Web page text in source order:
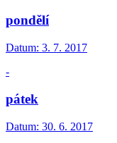
pondělí
Datum: 3. 7. 2017
-
pátek
Datum: 30. 6. 2017